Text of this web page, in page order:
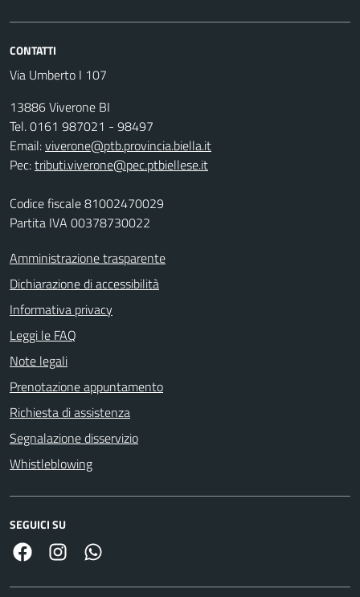
CONTATTI
Via Umberto I 107
13886 Viverone BI
Tel. 0161 987021 - 98497
Email:viverone@ptb.provincia.biella.it
Pec:tributi.viverone@pec.ptbiellese.it
Codice fiscale 81002470029
Partita IVA 00378730022
Amministrazione trasparente
Dichiarazione di accessibilità
Informativa privacy
Leggi le FAQ
Note legali
Prenotazione appuntamento
Richiesta di assistenza
Segnalazione disservizio
Whistleblowing
SEGUICI SU
Facebook Link Instagram